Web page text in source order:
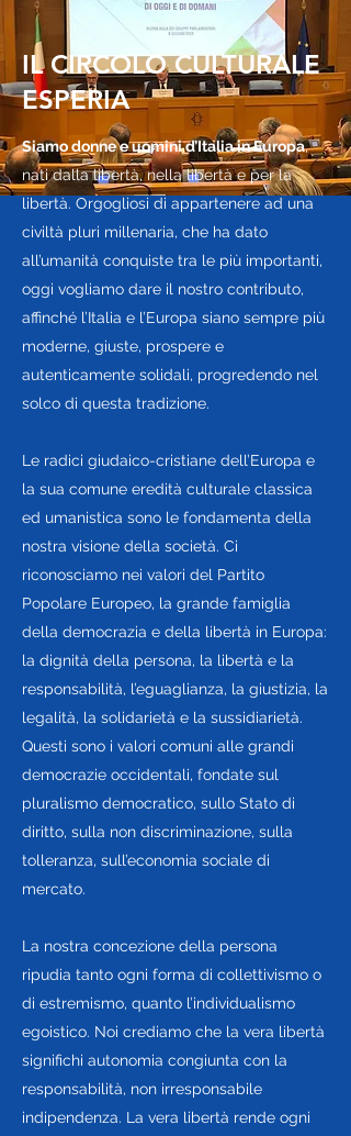
IL CIRCOLO CULTURALE
ESPERIA
Siamo donne e uomini d’Italia in Europa,
nati dalla libertà, nella libertà e per la
libertà. Orgogliosi di appartenere ad una
civiltà pluri millenaria, che ha dato
all’umanità conquiste tra le più importanti,
oggi vogliamo dare il nostro contributo,
affinché l’Italia e l’Europa siano sempre più
moderne, giuste, prospere e
autenticamente solidali, progredendo nel
solco di questa tradizione.
Le radici giudaico-cristiane dell’Europa e
la sua comune eredità culturale classica
ed umanistica sono le fondamenta della
nostra visione della società. Ci
riconosciamo nei valori del Partito
Popolare Europeo, la grande famiglia
della democrazia e della libertà in Europa:
la dignità della persona, la libertà e la
responsabilità, l’eguaglianza, la giustizia, la
legalità, la solidarietà e la sussidiarietà.
Questi sono i valori comuni alle grandi
democrazie occidentali, fondate sul
pluralismo democratico, sullo Stato di
diritto, sulla non discriminazione, sulla
tolleranza, sull’economia sociale di
mercato.
La nostra concezione della persona
ripudia tanto ogni forma di collettivismo o
di estremismo, quanto l’individualismo
egoistico. Noi crediamo che la vera libertà
significhi autonomia congiunta con la
responsabilità, non irresponsabile
indipendenza. La vera libertà rende ogni